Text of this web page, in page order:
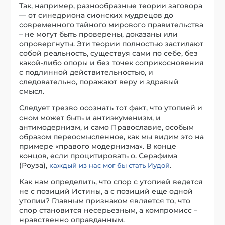
Так, например, разнообразные теории заговора
— от синедриона сионских мудрецов до
современного тайного мирового правительства
– не могут быть проверены, доказаны или
опровергнуты. Эти теории полностью застилают
собой реальность, существуя сами по себе, без
какой-либо опоры и без точек соприкосновения
с подлинной действительностью, и
следовательно, поражают веру и здравый
смысл.
Следует трезво осознать тот факт, что утопией и
сном может быть и антиэкуменизм, и
антимодернизм, и само Православие, особым
образом переосмысленное, как мы видим это на
примере «правого модернизма». В конце
концов, если процитировать о. Серафима
(Роуза), каждый из нас мог бы стать Иудой.
Как нам определить, что спор с утопией ведется
не с позиций Истины, а с позиций еще одной
утопии? Главным признаком является то, что
спор становится несерьезным, а компромисс –
нравственно оправданным.